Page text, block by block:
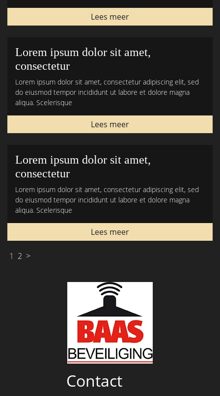
Lees meer
Lorem ipsum dolor sit amet,
consectetur
Lorem ipsum dolor sit amet, consectetur adipiscing elit, sed
do eiusmod tempor incididunt ut labore et dolore magna
aliqua. Scelerisque
Lees meer
Lorem ipsum dolor sit amet,
consectetur
Lorem ipsum dolor sit amet, consectetur adipiscing elit, sed
do eiusmod tempor incididunt ut labore et dolore magna
aliqua. Scelerisque
Lees meer
1 2 >
Contact